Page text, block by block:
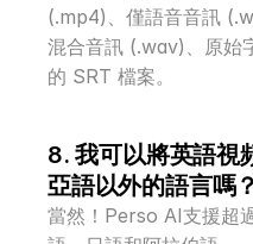
(.mp4)、僅語音音訊
混合音訊 (.wav)、原始
的 SRT 檔案。
8. 我可以將英語視
亞語以外的語言嗎？
當然！Perso AI支援超